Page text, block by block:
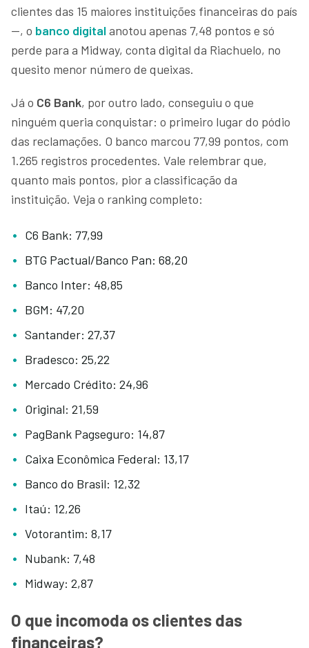
clientes das 15 maiores instituições financeiras do país
—, o banco digitalanotou apenas 7,48 pontos e só
perde para a Midway, conta digital da Riachuelo, no
quesito menor número de queixas.
Já o C6 Bank, por outro lado, conseguiu o que
ninguém queria conquistar: o primeiro lugar do pódio
das reclamações. O banco marcou 77,99 pontos, com
1.265 registros procedentes. Vale relembrar que,
quanto mais pontos, pior a classificação da
instituição. Veja o ranking completo:
C6 Bank: 77,99
BTG Pactual/Banco Pan: 68,20
Banco Inter: 48,85
BGM: 47,20
Santander: 27,37
Bradesco: 25,22
Mercado Crédito: 24,96
Original: 21,59
PagBank Pagseguro: 14,87
Caixa Econômica Federal: 13,17
Banco do Brasil: 12,32
Itaú: 12,26
Votorantim: 8,17
Nubank: 7,48
Midway: 2,87
O que incomoda os clientes das
financeiras?